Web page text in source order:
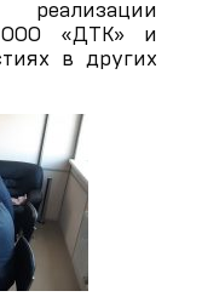
ООО «ДТК» и
в других